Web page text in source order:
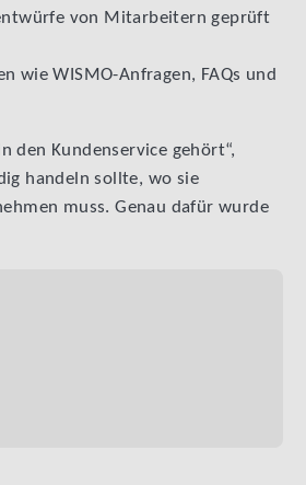
von Mitarbeitern geprüft
wie WISMO-Anfragen, FAQs und
den Kundenservice gehört“,
handeln sollte, wo sie
muss. Genau dafür wurde